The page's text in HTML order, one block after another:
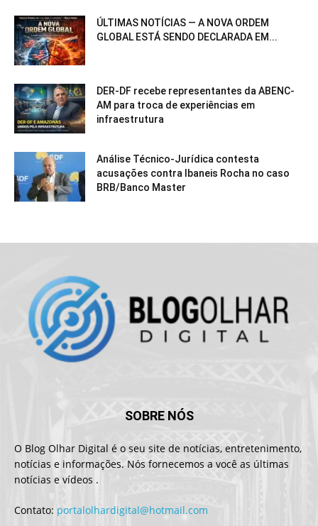
ÚLTIMAS NOTÍCIAS — A NOVA ORDEM
GLOBAL ESTÁ SENDO DECLARADA EM...
DER-DF recebe representantes da ABENC-
AM para troca de experiências em
infraestrutura
Análise Técnico-Jurídica contesta
acusações contra Ibaneis Rocha no caso
BRB/Banco Master
SOBRE NÓS
O Blog Olhar Digital é o seu site de notícias, entretenimento,
notícias e informações. Nós fornecemos a você as últimas
notícias e vídeos .
Contato: portalolhardigital@hotmail.com